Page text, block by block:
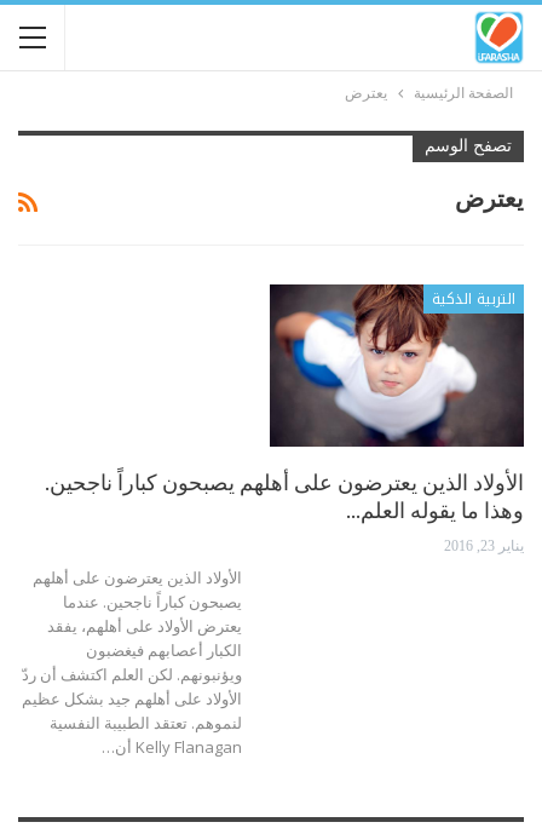
الصفحة الرئيسية يعترض
تصفح الوسم
يعترض
التربية الذكية
الأولاد الذين يعترضون على أهلهم يصبحون كباراً ناجحين.
وهذا ما يقوله العلم…
يناير 23, 2016
الأولاد الذين يعترضون على أهلهم
يصبحون كباراً ناجحين. عندما
يعترض الأولاد على أهلهم، يفقد
الكبار أعصابهم فيغضبون
ويؤنبونهم. لكن العلم اكتشف أن ردّ
الأولاد على أهلهم جيد بشكل عظيم
لنموهم. تعتقد الطبيبة النفسية
Kelly Flanagan أن…